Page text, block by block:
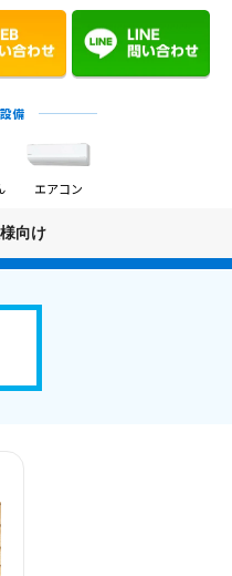
備
エアコン
向け